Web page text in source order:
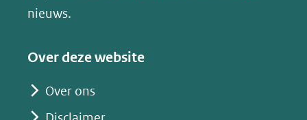
nieuws.
Over deze website
Over ons